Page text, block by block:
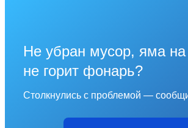
Не убран мусор, яма на
не горит фонарь?
Столкнулись с проблемой —